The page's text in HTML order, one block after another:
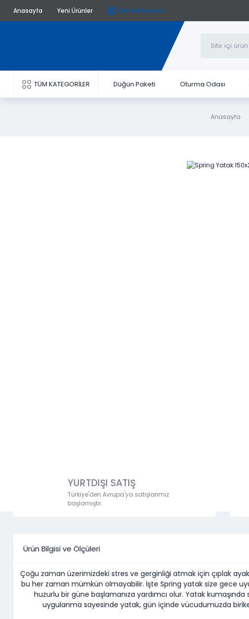
Anasayfa Yeni Ürünler Destek Merkezi
TÜM KATEGORİLER Düğün Paketi Oturma Odası
Anasayfa
YURTDIŞI SATIŞ
Türkiye'den Avrupa'ya satışlarımız
başlamıştır.
Ürün Bilgisi ve Ölçüleri
Çoğu zaman üzerimizdeki stres ve gerginliği atmak için çıplak
bu her zaman mümkün olmayabilir. İşte Spring yatak size gece
huzurlu bir güne başlamanıza yardımcı olur. Yatak
uygulanma sayesinde yatak, gün içinde vücudumuzda